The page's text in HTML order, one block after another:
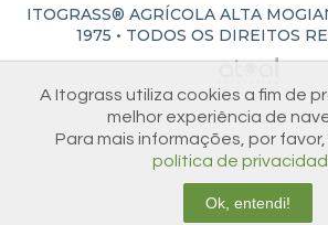
ITOGRASS® AGRÍCOLA ALTA
1975 • TODOS OS DIREITOS
A Itograss utiliza cookies a fim de
melhor experiência de
Para mais informações, por
política de
Ok, entendi!